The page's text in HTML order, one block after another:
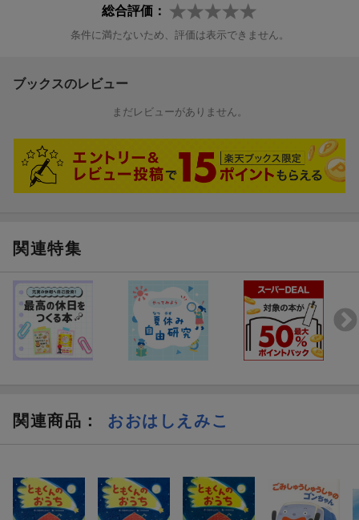
ことなんだな！ と驚きとともに気づきます。そんなさるくん
たくなってしまいます。そして、動物さんたちのそれぞれのお
ち？」と、子どもと一緒におしゃべりするのも、夢が広がりそ
（編集者・ライター 光森優子）
さるくんにぴったりなおうちって、どんな家？ねずみさんは小
おうちとは？版画の絵本もいい味がありますね。
【情報提供・絵本ナビ】
総合評価：
条件に満たないため、評価は表示できません。
ブックスのレビュー
まだレビューがありません。
関連特集
関連商品 ： おおはしえみこ